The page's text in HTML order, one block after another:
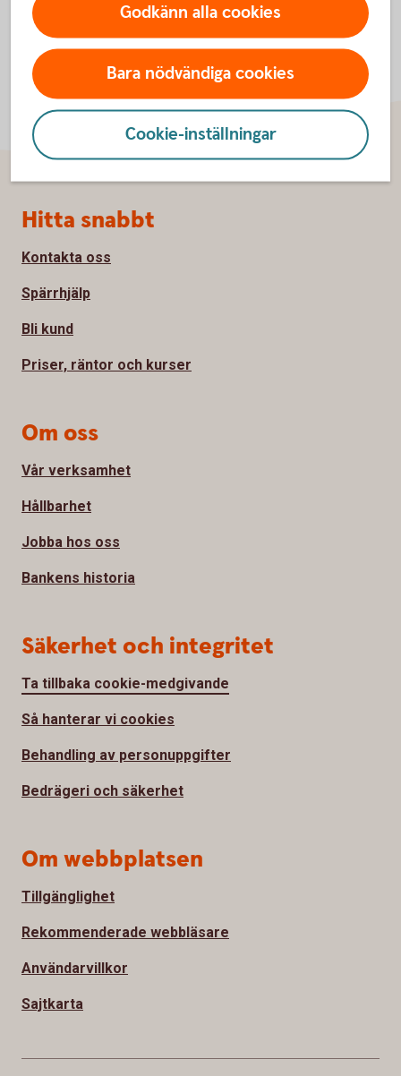
Godkänn alla cookies
Bara nödvändiga cookies
Cookie-inställningar
Sidfot
Hitta snabbt
Kontakta oss
Spärrhjälp
Bli kund
Priser, räntor och kurser
Om oss
Vår verksamhet
Hållbarhet
Jobba hos oss
Bankens historia
Säkerhet och integritet
Ta tillbaka cookie-medgivande
Så hanterar vi cookies
Behandling av personuppgifter
Bedrägeri och säkerhet
Om webbplatsen
Tillgänglighet
Rekommenderade webbläsare
Användarvillkor
Sajtkarta